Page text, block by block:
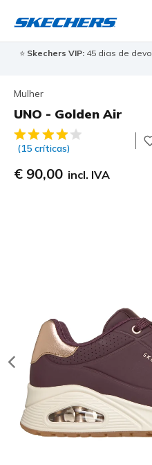
⭐ Skechers VIP:45 dias de
Mulher
UNO - Golden Air
4$7 de 5 – Classificação do
(15 críticas)
€ 90,00 incl. IVA